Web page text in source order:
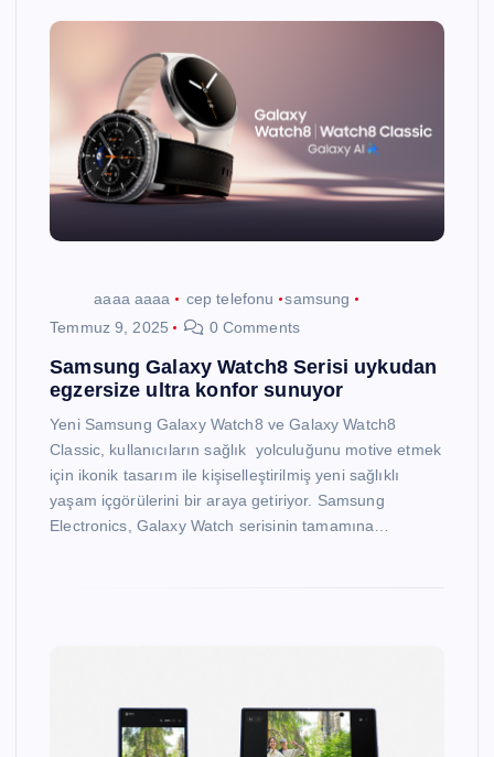
aaaa aaaa cep telefonu
samsung
Temmuz 9, 2025
0 Comments
Samsung Galaxy Watch8 Serisi uykudan
egzersize ultra konfor sunuyor
Yeni Samsung Galaxy Watch8 ve Galaxy Watch8
Classic, kullanıcıların sağlık yolculuğunu motive etmek
için ikonik tasarım ile kişiselleştirilmiş yeni sağlıklı
yaşam içgörülerini bir araya getiriyor. Samsung
Electronics, Galaxy Watch serisinin tamamına…